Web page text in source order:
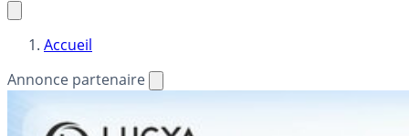
Accueil
Annonce partenaire